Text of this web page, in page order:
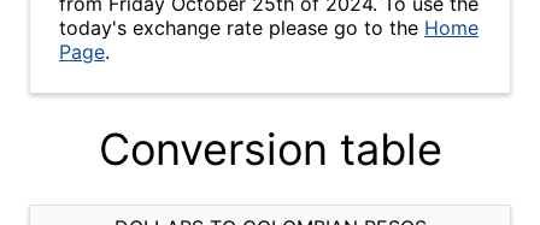
today's exchange rate please go to the Home
Page.
Conversion table